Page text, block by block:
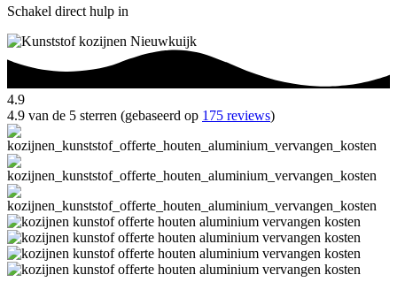
Schakel direct hulp in
4.9
4.9 van de 5 sterren (gebaseerd op 175 reviews)